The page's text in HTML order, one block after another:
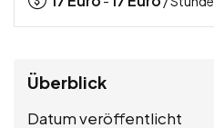
Überblick
Datum veröffentlicht